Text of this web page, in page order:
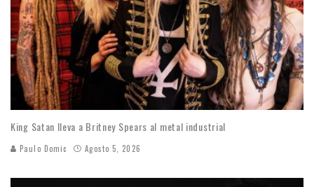
King Satan lleva a Britney Spears al metal industrial
Paulo Domic Agosto 5, 2026